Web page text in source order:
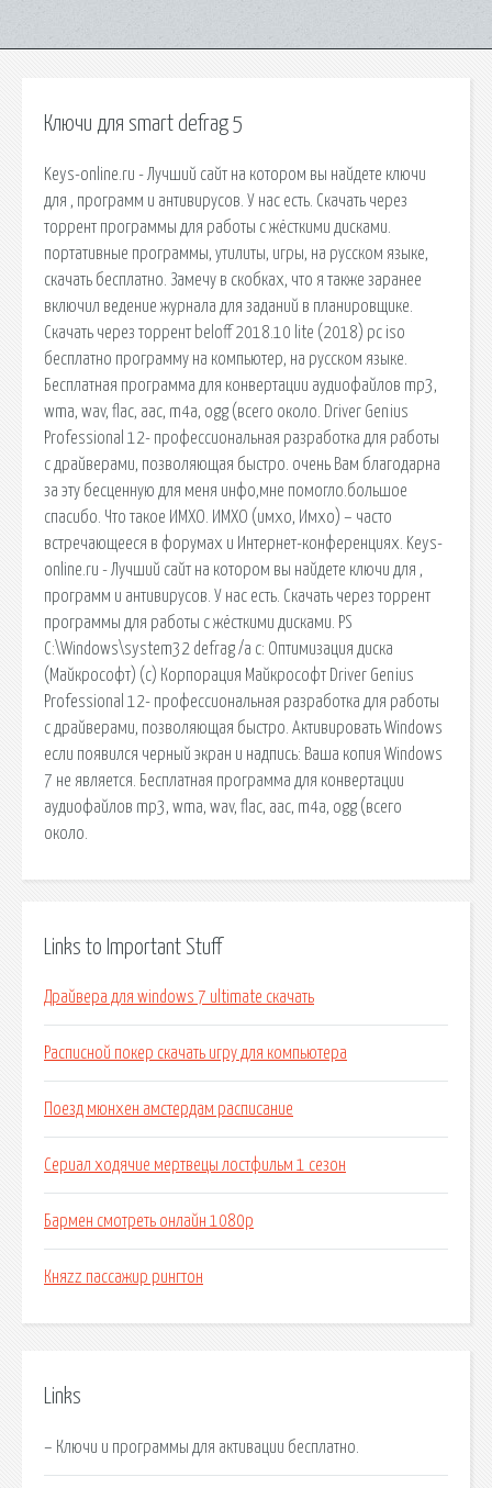
Ключи для smart defrag 5
Keys-online.ru - Лучший сайт на котором вы найдете ключи
для , программ и антивирусов. У нас есть. Скачать через
торрент программы для работы с жёсткими дисками.
портативные программы, утилиты, игры, на русском языке,
скачать бесплатно. Замечу в скобках, что я также заранее
включил ведение журнала для заданий в планировщике.
Скачать через торрент beloff 2018.10 lite (2018) pc iso
бесплатно программу на компьютер, на русском языке.
Бесплатная программа для конвертации аудиофайлов mp3,
wma, wav, flac, aac, m4a, ogg (всего около. Driver Genius
Professional 12- профессиональная разработка для работы
с драйверами, позволяющая быстро. очень Вам благодарна
за эту бесценную для меня инфо,мне помогло.большое
спасибо. Что такое ИМХО. ИМХО (имхо, Имхо) – часто
встречающееся в форумах и Интернет-конференциях. Keys-
online.ru - Лучший сайт на котором вы найдете ключи для ,
программ и антивирусов. У нас есть. Скачать через торрент
программы для работы с жёсткими дисками. PS
C:\Windows\system32 defrag /a c: Оптимизация диска
(Майкрософт) (c) Корпорация Майкрософт Driver Genius
Professional 12- профессиональная разработка для работы
с драйверами, позволяющая быстро. Активировать Windows
если появился черный экран и надпись: Ваша копия Windows
7 не является. Бесплатная программа для конвертации
аудиофайлов mp3, wma, wav, flac, aac, m4a, ogg (всего
около.
Links to Important Stuff
Драйвера для windows 7 ultimate скачать
Расписной покер скачать игру для компьютера
Поезд мюнхен амстердам расписание
Сериал ходячие мертвецы лостфильм 1 сезон
Бармен смотреть онлайн 1080p
Княzz пассажир рингтон
Links
– Ключи и программы для активации бесплатно.